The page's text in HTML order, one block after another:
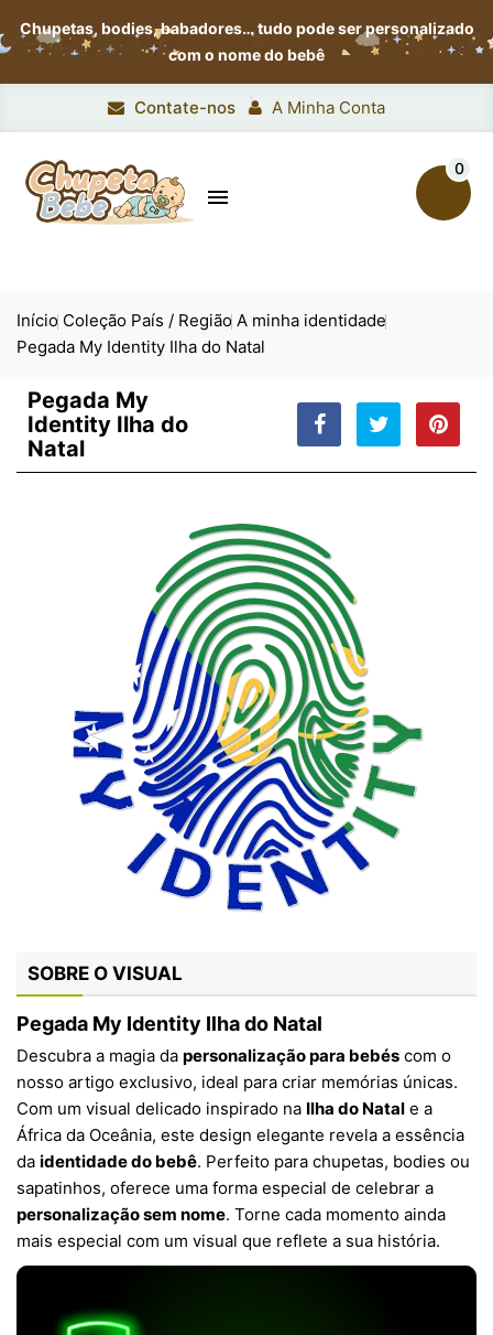
Chupetas, bodies, babadores…tudo pode ser personalizado
com o nome do bebê
Contate-nos A Minha Conta

0
Início Coleção País / Região A minha identidade
Pegada My Identity Ilha do Natal
Pegada My
Identity Ilha do
Natal
SOBRE O VISUAL
Pegada My Identity Ilha do Natal
Descubra a magia da personalização para bebés com o
nosso artigo exclusivo, ideal para criar memórias únicas.
Com um visual delicado inspirado na Ilha do Natal e a
África da Oceânia, este design elegante revela a essência
da identidade do bebê. Perfeito para chupetas, bodies ou
sapatinhos, oferece uma forma especial de celebrar a
personalização sem nome. Torne cada momento ainda
mais especial com um visual que reflete a sua história.